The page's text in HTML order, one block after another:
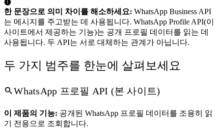
한 문장으로 의미 차이를 해소하세요: WhatsApp Business API
는 메시지를 주고받는 데 사용됩니다. WhatsApp Profile API(이
사이트에서 제공하는 기능)는 공개 프로필 데이터를 읽는 데
사용됩니다. 두 API는 서로 대체하는 관계가 아닙니다.
두 가지 범주를 한눈에 살펴보세요
WhatsApp 프로필 API (본 사이트)
이 제품의 기능: 공개된 WhatsApp 프로필 데이터를 조용히 읽
기 전용으로 조회합니다.